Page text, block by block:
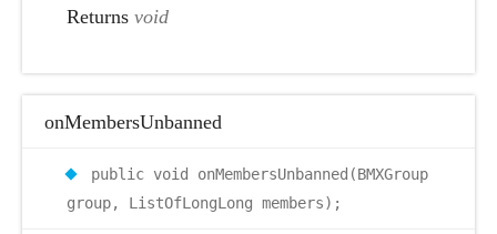
Returns void
onMembersUnbanned
public void onMembersUnbanned(BMXGroup
group, ListOfLongLong members);